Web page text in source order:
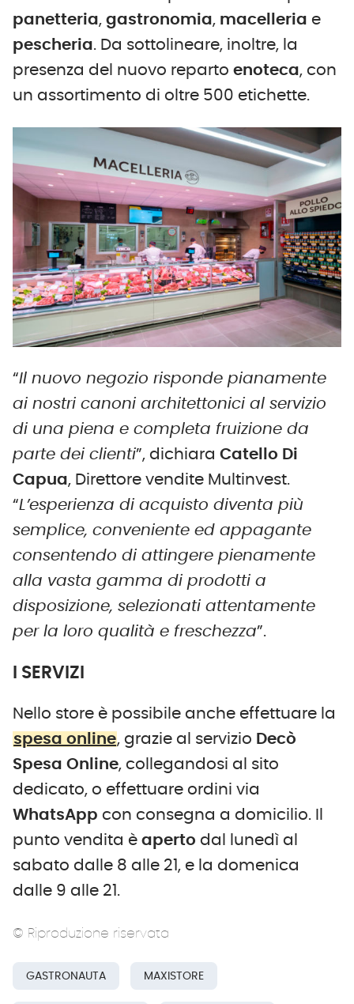
panetteria, gastronomia, macelleria e
pescheria. Da sottolineare, inoltre, la
presenza del nuovo reparto enoteca, con
un assortimento di oltre 500 etichette.
“Il nuovo negozio risponde pianamente
ai nostri canoni architettonici al servizio
di una piena e completa fruizione da
parte dei clienti”, dichiara Catello Di
Capua, Direttore vendite Multinvest.
“L’esperienza di acquisto diventa più
semplice, conveniente ed appagante
consentendo di attingere pienamente
alla vasta gamma di prodotti a
disposizione, selezionati attentamente
per la loro qualità e freschezza”.
I SERVIZI
Nello store è possibile anche effettuare la
spesa online, grazie al servizio Decò
Spesa Online, collegandosi al sito
dedicato, o effettuare ordini via
WhatsApp con consegna a domicilio. Il
punto vendita è aperto dal lunedì al
sabato dalle 8 alle 21, e la domenica
dalle 9 alle 21.
© Riproduzione riservata
GASTRONAUTA MAXISTORE